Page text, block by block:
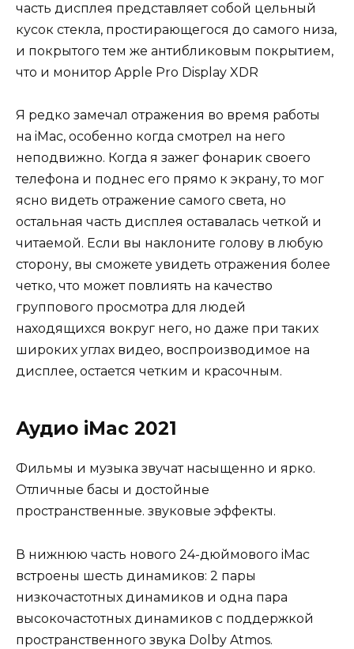
часть дисплея представляет собой цельный
кусок стекла, простирающегося до самого низа,
и покрытого тем же антибликовым покрытием,
что и монитор Apple Pro Display XDR
Я редко замечал отражения во время работы
на iMac, особенно когда смотрел на него
неподвижно. Когда я зажег фонарик своего
телефона и поднес его прямо к экрану, то мог
ясно видеть отражение самого света, но
остальная часть дисплея оставалась четкой и
читаемой. Если вы наклоните голову в любую
сторону, вы сможете увидеть отражения более
четко, что может повлиять на качество
группового просмотра для людей
находящихся вокруг него, но даже при таких
широких углах видео, воспроизводимое на
дисплее, остается четким и красочным.
Аудио iMac 2021
Фильмы и музыка звучат насыщенно и ярко.
Отличные басы и достойные
пространственные. звуковые эффекты.
В нижнюю часть нового 24-дюймового iMac
встроены шесть динамиков: 2 пары
низкочастотных динамиков и одна пара
высокочастотных динамиков с поддержкой
пространственного звука Dolby Atmos.